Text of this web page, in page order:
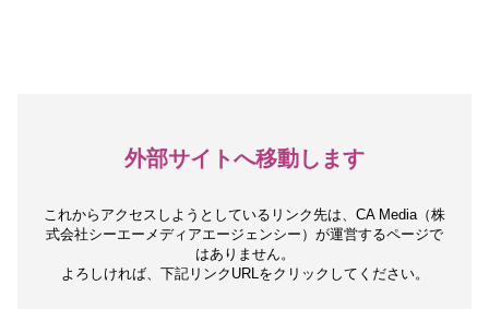
外部サイトへ移動します
これからアクセスしようとしているリンク先は、 CA Media（株
式会社シーエーメディアエージェンシー）が運営するページで
はありません。
よろしければ、下記リンクURLをクリックしてください。